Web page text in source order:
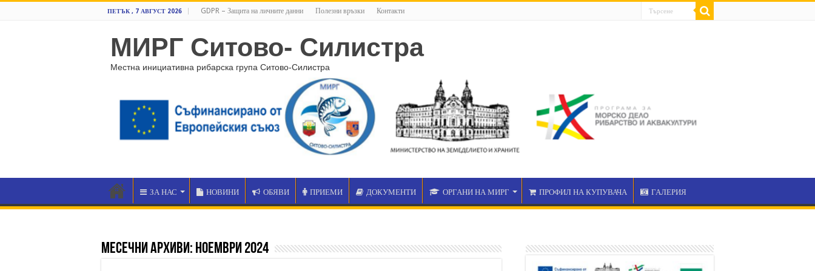
ПЕТЪК , 7 АВГУСТ 2026 GDPR – Защита на личните данни Полезни връзки Контакти
МИРГ Ситово- Силистра
Местна инициативна рибарска група Ситово-Силистра
ЗА НАС НОВИНИ ОБЯВИ ПРИЕМИ ДОКУМЕНТИ ОРГАНИ НА МИРГ ПРОФИЛ НА КУПУВАЧА ГАЛЕРИЯ
Месечни архиви: ноември 2024